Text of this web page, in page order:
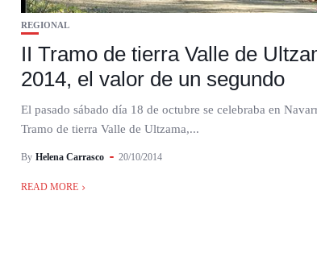
REGIONAL
II Tramo de tierra Valle de
2014, el valor de un segundo
El pasado sábado día 18 de octubre se celebraba en
Tramo de tierra Valle de Ultzama,...
By Helena Carrasco 20/10/2014
READ MORE